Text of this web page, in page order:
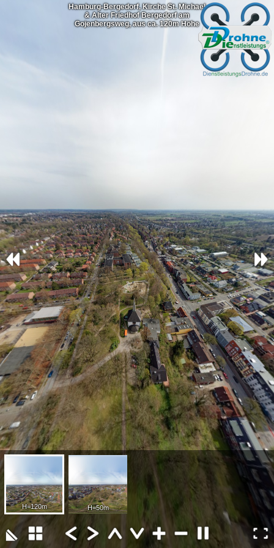
H=120m H=50m
Hamburg-Bergedorf, Kirche St. Michael
& Alter Friedhof Bergedorf am
Gojenbergsweg, aus ca. 120m Höhe